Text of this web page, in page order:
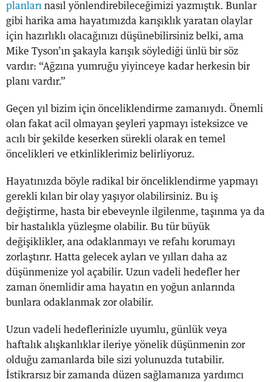
planları nasıl yönlendirebileceğimizi yazmıştık. Bunlar
gibi harika ama hayatımızda karışıklık yaratan olaylar
için hazırlıklı olacağınızı düşünebilirsiniz belki, ama
Mike Tyson’ın şakayla karışık söylediği ünlü bir söz
vardır: “Ağzına yumruğu yiyinceye kadar herkesin bir
planı vardır.”
Geçen yıl bizim için önceliklendirme zamanıydı. Önemli
olan fakat acil olmayan şeyleri yapmayı isteksizce ve
acılı bir şekilde keserken sürekli olarak en temel
öncelikleri ve etkinliklerimiz belirliyoruz.
Hayatınızda böyle radikal bir önceliklendirme yapmayı
gerekli kılan bir olay yaşıyor olabilirsiniz. Bu iş
değiştirme, hasta bir ebeveynle ilgilenme, taşınma ya da
bir hastalıkla yüzleşme olabilir. Bu tür büyük
değişiklikler, ana odaklanmayı ve refahı korumayı
zorlaştırır. Hatta gelecek ayları ve yılları daha az
düşünmenize yol açabilir. Uzun vadeli hedefler her
zaman önemlidir ama hayatın en yoğun anlarında
bunlara odaklanmak zor olabilir.
Uzun vadeli hedeflerinizle uyumlu, günlük veya
haftalık alışkanlıklar ileriye yönelik düşünmenin zor
olduğu zamanlarda bile sizi yolunuzda tutabilir.
İstikrarsız bir zamanda düzen sağlamanıza yardımcı